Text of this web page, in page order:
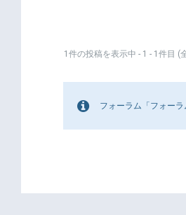
1件の投稿を表示中 - 1 - 1件目 (
フォーラム「フォー